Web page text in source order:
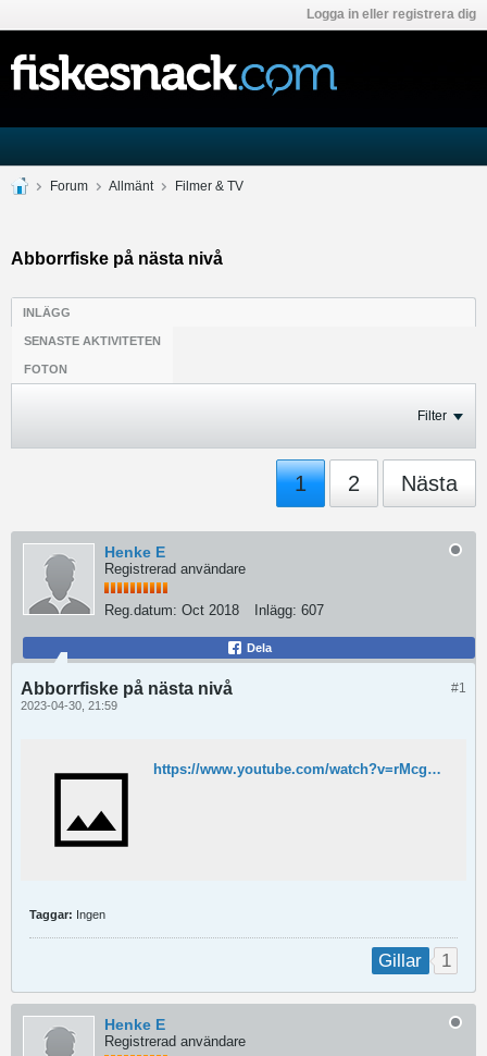
Logga in eller registrera dig
Forum Allmänt Filmer & TV
Abborrfiske på nästa nivå
INLÄGG
SENASTE AKTIVITETEN
FOTON
Filter
1 2 Nästa
Henke E
Registrerad användare
Reg.datum: Oct 2018 Inlägg: 607
Dela
#1
Abborrfiske på nästa nivå
2023-04-30, 21:59
https://www.youtube.com/watch?v=rMcgH5nhjtg
Taggar: Ingen
Gillar 1
Henke E
Registrerad användare